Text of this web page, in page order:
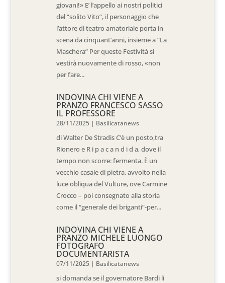
giovani!» E’ l’appello ai nostri politici
del “solito Vito”, il personaggio che
l’attore di teatro amatoriale porta in
scena da cinquant’anni, insieme a “La
Maschera” Per queste Festività si
vestirà nuovamente di rosso, «non
per fare...
INDOVINA CHI VIENE A
PRANZO FRANCESCO SASSO
IL PROFESSORE
28/11/2025 | Basilicatanews
di Walter De Stradis C’è un posto,tra
Rionero e R i p a c a n d i d a, dove il
tempo non scorre: fermenta. È un
vecchio casale di pietra, avvolto nella
luce obliqua del Vulture, ove Carmine
Crocco – poi consegnato alla storia
come il “generale dei briganti”-per...
INDOVINA CHI VIENE A
PRANZO MICHELE LUONGO
FOTOGRAFO
DOCUMENTARISTA
07/11/2025 | Basilicatanews
si domanda se il governatore Bardi li